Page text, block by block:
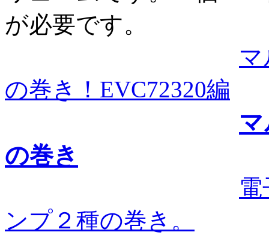
が必要です。
の巻き！EVC72320編
の巻き
ンプ２種の巻き。